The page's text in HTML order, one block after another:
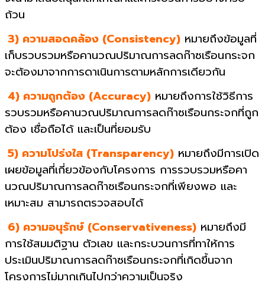
ถ้วน
3) ความสอดคล้อง (Consistency) หมายถึงข้อมูลที่
เก็บรวบรวมหรือคานวณปริมาณการลดก๊าซเรือนกระจก
จะต้องมาจากการดาเนินการตามหลักการเดียวกัน
4) ความถูกต้อง (Accuracy) หมายถึงการใช้วิธีการ
รวบรวมหรือคานวณปริมาณการลดก๊าซเรือนกระจกที่ถูก
ต้อง เชื่อถือได้ และเป็นที่ยอมรับ
5) ความโปร่งใส (Transparency) หมายถึงมีการเปิด
เผยข้อมูลที่เกี่ยวข้องกับโครงการ การรวบรวมหรือคา
นวณปริมาณการลดก๊าซเรือนกระจกที่เพียงพอ และ
เหมาะสม สามารถตรวจสอบได้
6) ความอนุรักษ์ (Conservativeness) หมายถึงมี
การใช้สมมติฐาน ตัวเลข และกระบวนการที่ทาให้การ
ประเมินปริมาณการลดก๊าซเรือนกระจกที่เกิดขึ้นจาก
โครงการไม่มากเกินไปกว่าความเป็นจริง